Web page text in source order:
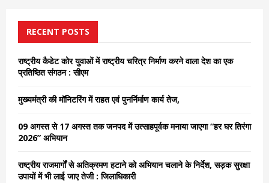
f
o
r
RECENT POSTS
राष्ट्रीय कैडेट कोर युवाओं में राष्ट्रीय चरित्र निर्माण करने वाला देश का एक
प्रतिष्ठित संगठन : सीएम
मुख्यमंत्री की मॉनिटरिंग में राहत एवं पुनर्निर्माण कार्य तेज,
09 अगस्त से 17 अगस्त तक जनपद में उत्साहपूर्वक मनाया जाएगा “हर घर तिरंगा
2026” अभियान
राष्ट्रीय राजमार्गों से अतिक्रमण हटाने को अभियान चलाने के निर्देश, सड़क सुरक्षा
उपायों में भी लाई जाए तेजी : जिलाधिकारी